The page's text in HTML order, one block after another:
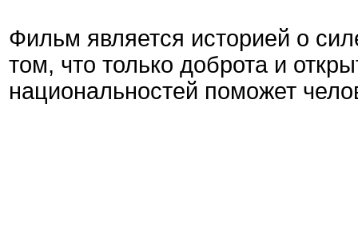
Фильм является историей о
том, что только доброта и
национальностей поможет